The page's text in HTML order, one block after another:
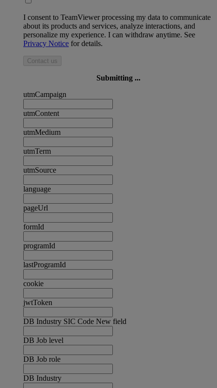
I consent to TeamViewer processing my data to communicate
about its products and services, analyze interactions, and
personalize my experience. I can withdraw anytime. See
Privacy Notice for details.
Contact us
Submitting ...
utmCampaign
utmContent
utmMedium
utmTerm
utmSource
language
pageUrl
formId
programId
lastProgramId
cookie
jwtToken
DB Industry SIC Code New field
DB Job level
DB Job role
DB Industry